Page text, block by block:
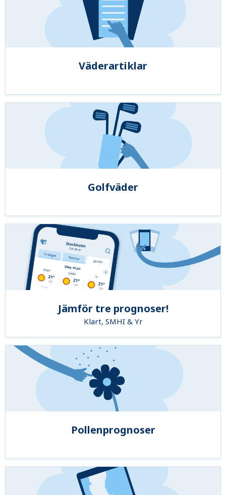
Väderartiklar
Golfväder
Jämför tre prognoser!
Klart, SMHI & Yr
Pollenprognoser